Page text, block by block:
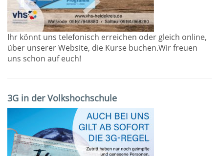
Ihr könnt uns telefonisch erreichen oder gleich online,
über unserer Website, die Kurse buchen.Wir freuen
uns schon auf euch!
3G in der Volkshochschule